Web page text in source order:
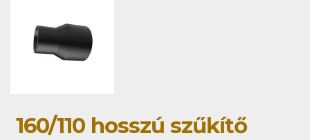
160/110 hosszú szűkítő